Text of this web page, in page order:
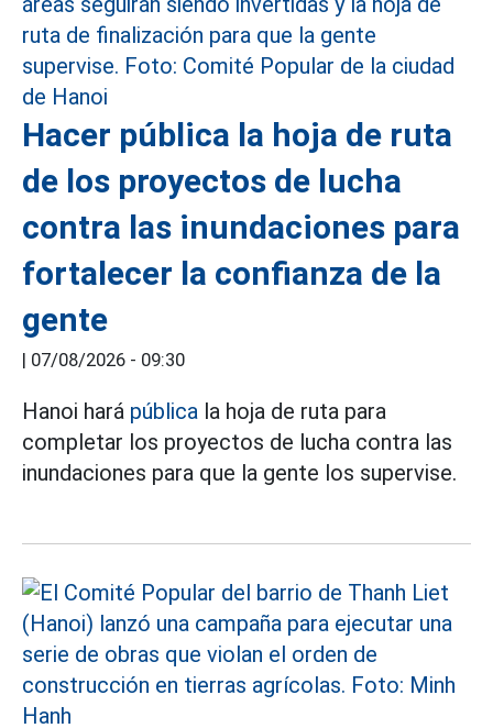
Hacer pública la hoja de ruta
de los proyectos de lucha
contra las inundaciones para
fortalecer la confianza de la
gente
| 07/08/2026 - 09:30
Hanoi hará pública la hoja de ruta para
completar los proyectos de lucha contra las
inundaciones para que la gente los supervise.